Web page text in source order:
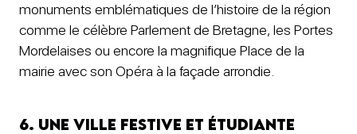
monuments emblématiques de l’histoire de la région
comme le célèbre Parlement de Bretagne, les Portes
Mordelaises ou encore la magnifique Place de la
mairie avec son Opéra à la façade arrondie.
6. Une ville festive et étudiante